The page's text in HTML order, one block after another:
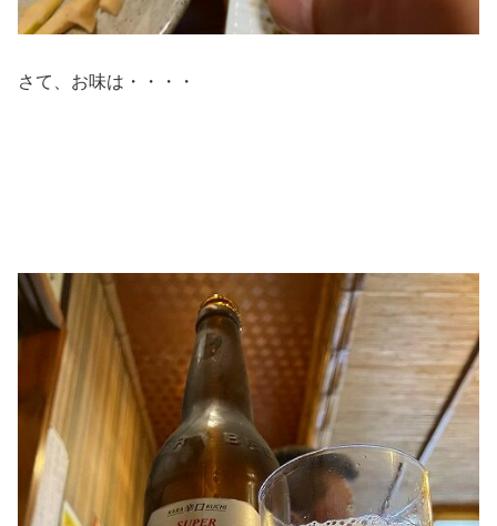
さて、お味は・・・・